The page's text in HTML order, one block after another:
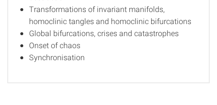
Transformations of invariant manifolds,
homoclinic tangles and homoclinic bifurcations
Global bifurcations, crises and catastrophes
Onset of chaos
Synchronisation